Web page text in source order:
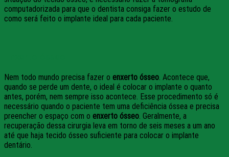
computadorizada para que o dentista consiga fazer o estudo de
como será feito o implante ideal para cada paciente.
Nem todo mundo precisa fazer o enxerto ósseo. Acontece que,
quando se perde um dente, o ideal é colocar o implante o quanto
antes, porém, nem sempre isso acontece. Esse procedimento só é
necessário quando o paciente tem uma deficiência óssea e precisa
preencher o espaço com o enxerto ósseo. Geralmente, a
recuperação dessa cirurgia leva em torno de seis meses a um ano
até que haja tecido ósseo suficiente para colocar o implante
dentário.